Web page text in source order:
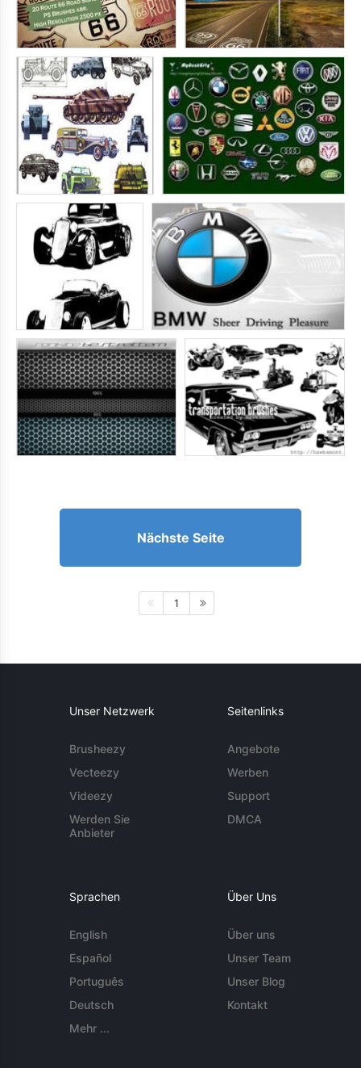
Nächste Seite
1
Unser Netzwerk
Brusheezy
Vecteezy
Videezy
Werden Sie
Anbieter
Seitenlinks
Angebote
Werben
Support
DMCA
Sprachen
English
Español
Português
Deutsch
Mehr ...
Über Uns
Über uns
Unser Team
Unser Blog
Kontakt